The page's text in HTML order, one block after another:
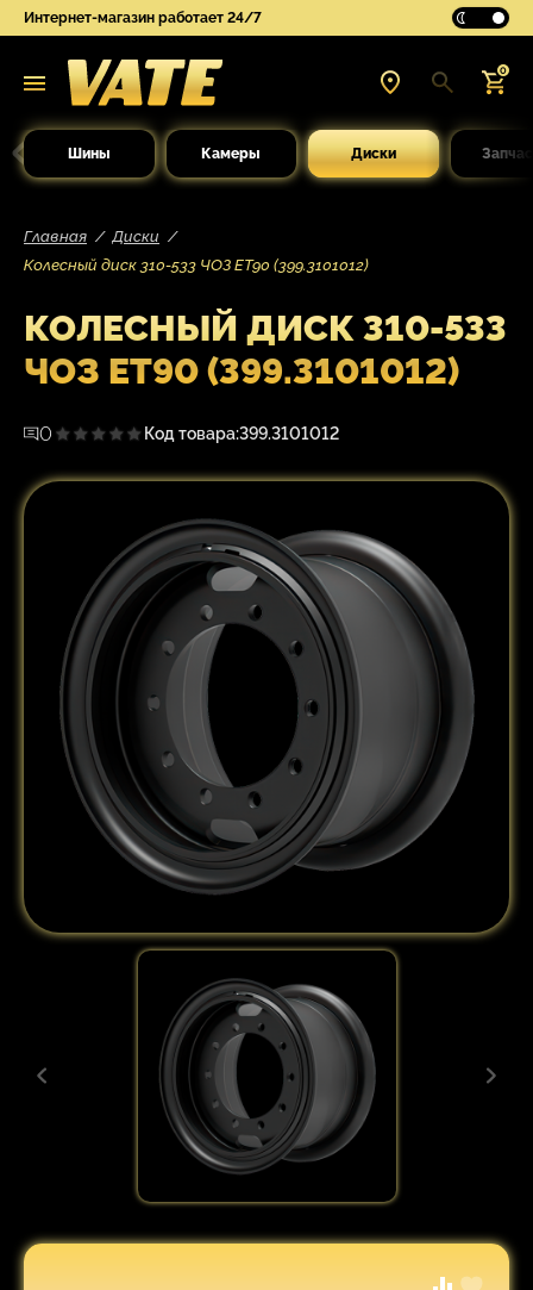
Интернет-магазин работает 24/7
0
Шины Камеры Диски
Главная
Диски
Колесный диск 310-533 ЧОЗ ЕТ90 (399.3101012)
КОЛЕСНЫЙ ДИСК 310-533
ЧОЗ ЕТ90 (399.3101012)
0 Код товара:399.3101012